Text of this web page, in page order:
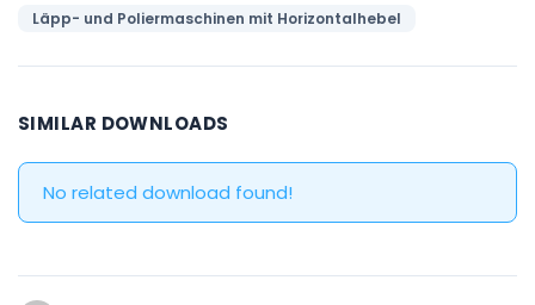
Läpp- und Poliermaschinen mit Horizontalhebel
SIMILAR DOWNLOADS
No related download found!